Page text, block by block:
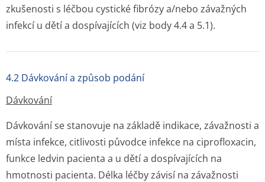
zkušenosti s léčbou cystické fibrózy a/nebo závažných
infekcí u dětí a dospívajících (viz body 4.4 a 5.1).
4.2 Dávkování a způsob podání
Dávkování
Dávkování se stanovuje na základě indikace, závažnosti a
místa infekce, citlivosti původce infekce na ciprofloxacin,
funkce ledvin pacienta a u dětí a dospívajících na
hmotnosti pacienta. Délka léčby závisí na závažnosti